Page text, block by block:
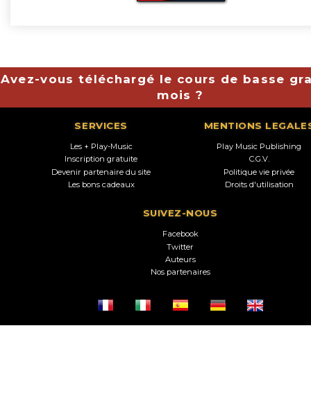
Avez-vous téléchargé le cours de basse
mois ?
SERVICES
Les + Play-Music
Inscription gratuite
Devenir partenaire du site
Les bons cadeaux
MENTIONS
Play Music Publishing
C.G.V.
Politique vie privée
Droits d'utilisation
SUIVEZ-NOUS
Facebook
Twitter
Auteurs
Nos partenaires